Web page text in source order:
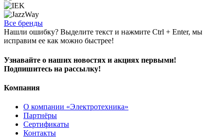
Все бренды
Нашли ошибку? Выделите текст и нажмите Ctrl + Enter, мы
исправим ее как можно быстрее!
Узнавайте о наших новостях и акциях первыми!
Подпишитесь на рассылку!
Компания
О компании «Электротехника»
Партнёры
Сертификаты
Контакты